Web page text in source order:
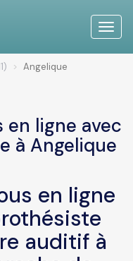
Toggle
Angelique
en ligne avec
à Angelique
en ligne
auditif à